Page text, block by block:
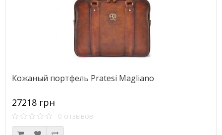
Кожаный портфель Pratesi Magliano
27218 грн
0 отзывов